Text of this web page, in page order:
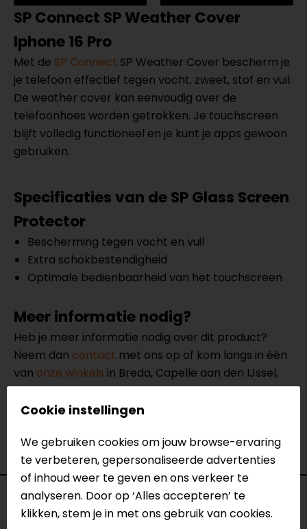
SP Connect SP Weather Cover
Iphone 16 Pro
Met de SP Connect SP Weather Cover bescherm je
je telefoon effectief tegen vocht, zweet, stof en vuil.
De weather cover kan eenvoudig over de
telefoonhoes worden getrokken. Je touchscreen
blijft volledig functioneel en je kunt je apps gewoon
gebruiken.
Specificaties van de SP Glass Screen
Protector
Bescherming tegen vocht en vuil
Extra schokbestendigheid
Optimale bedienbaarheid van het touchscreen
Meer informatie nodig?
Heb je meer informatie nodig over dit product?
Neem dan contact met ons op of kom langs in één
van onze winkels in Breda, Capelle aan den IJssel,
Eindhoven, Vianen of Apeldoorn. In de winkels kun je
het product bekijken & passen en staan onze
Bekijk onze anderetelefoon accessoires.
Specificaties
Cookie instellingen
We gebruiken cookies om jouw browse-ervaring
te verbeteren, gepersonaliseerde advertenties
of inhoud weer te geven en ons verkeer te
analyseren. Door op ‘Alles accepteren’ te
klikken, stem je in met ons gebruik van cookies.